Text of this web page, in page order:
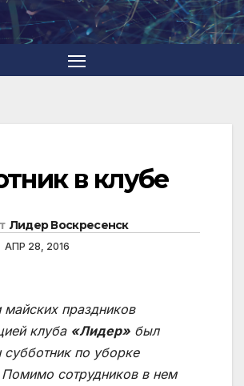
в клубе
Лидер Воскресенск
АПР 28, 2016
майских праздников
клуба «Лидер» был
субботник по уборке
Помимо сотрудников в нем